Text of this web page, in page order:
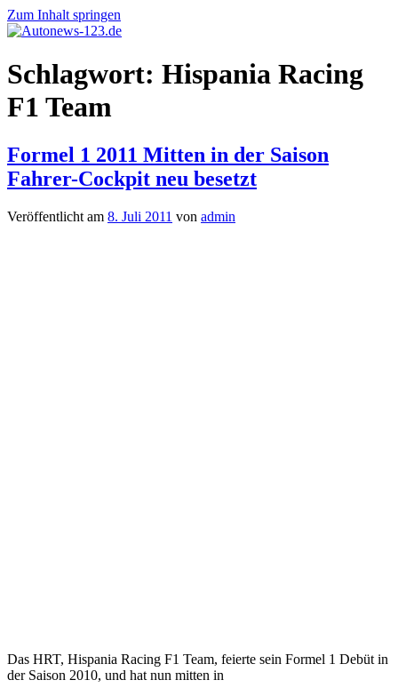
Zum Inhalt springen
Autonews-
123.de
Autonews
mit
Schlagwort: Hispania Racing
F1 Team
Formel 1 2011 Mitten in der Saison
Fahrer-Cockpit neu besetzt
Veröffentlicht am 8. Juli 2011 von admin
Das HRT, Hispania Racing F1 Team, feierte sein Formel 1 Debüt in
der Saison 2010, und hat nun mitten in